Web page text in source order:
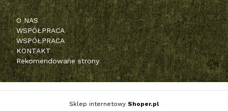
O NAS
WSPÓŁPRACA
WSPÓŁPRACA
KONTAKT
Rekomendowane strony
Sklep internetowy Shoper.pl